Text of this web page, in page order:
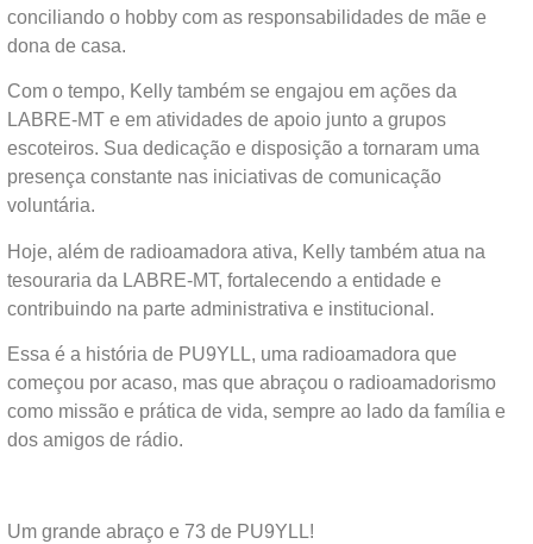
conciliando o hobby com as responsabilidades de mãe e
dona de casa.
Com o tempo, Kelly também se engajou em ações da
LABRE-MT e em atividades de apoio junto a grupos
escoteiros. Sua dedicação e disposição a tornaram uma
presença constante nas iniciativas de comunicação
voluntária.
Hoje, além de radioamadora ativa, Kelly também atua na
tesouraria da LABRE-MT, fortalecendo a entidade e
contribuindo na parte administrativa e institucional.
Essa é a história de PU9YLL, uma radioamadora que
começou por acaso, mas que abraçou o radioamadorismo
como missão e prática de vida, sempre ao lado da família e
dos amigos de rádio.
Um grande abraço e 73 de PU9YLL!